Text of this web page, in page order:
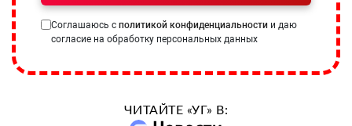
Соглашаюсь с политикой конфиденциальности и даю
согласие на обработку персональных данных
ЧИТАЙТЕ «УГ» В: